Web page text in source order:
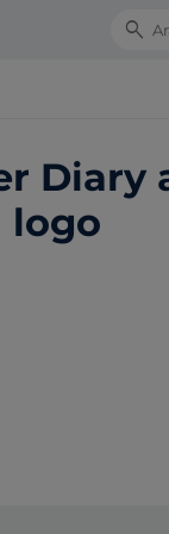
Search
Diary
logo